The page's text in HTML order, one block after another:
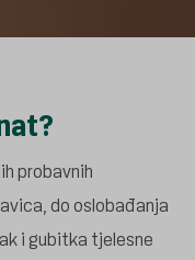
probavnih
do oslobađanja
i gubitka tjelesne